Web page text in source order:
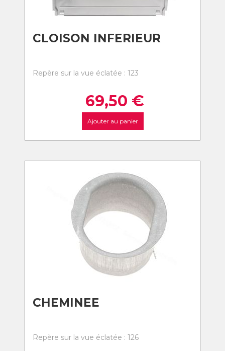
CLOISON INFERIEUR
Repère sur la vue éclatée : 123
69,50 €
Ajouter au panier
CHEMINEE
Repère sur la vue éclatée : 126